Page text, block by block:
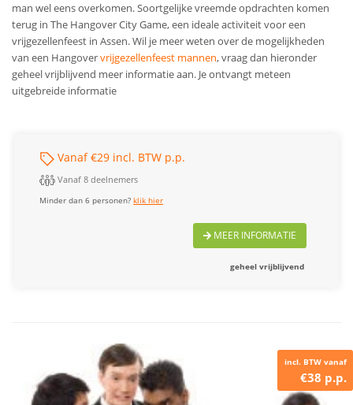
man wel eens overkomen. Soortgelijke vreemde opdrachten komen
terug in The Hangover City Game, een ideale activiteit voor een
vrijgezellenfeest in Assen. Wil je meer weten over de mogelijkheden
van een Hangovervrijgezellenfeest mannen, vraag dan hieronder
geheel vrijblijvend meer informatie aan. Je ontvangt meteen
uitgebreide informatie
Vanaf €29 incl. BTW p.p.
Vanaf 8 deelnemers
Minder dan 6 personen?klik hier
MEER INFORMATIE
geheel vrijblijvend
incl. BTW vanaf
€38 p.p.